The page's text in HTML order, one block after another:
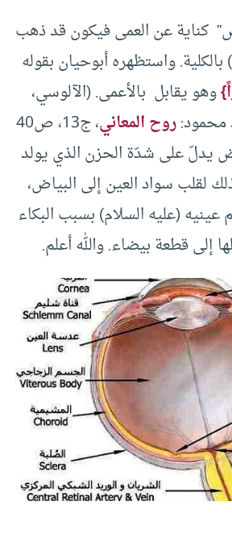
کنایة عن العمى فیکون قد ذهب
واستظهره أبوحيان بقوله
وهو يقابل بالأعمى. (الآلوسي،
محمود:روح المعاني
، ج13، ص40
يدلّ على شدّة الحزن الذي يولد
لقلب سواد العين إلى البياض،
عينيه (عليه السلام) بسبب البكاء
إلى قطعة بيضاء. والله أعلم.